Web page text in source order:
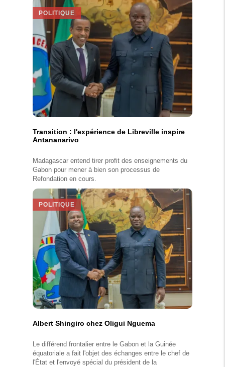
POLITIQUE
Transition : l'expérience de Libreville inspire
Antananarivo
Madagascar entend tirer profit des enseignements du
Gabon pour mener à bien son processus de
Refondation en cours.
POLITIQUE
Albert Shingiro chez Oligui Nguema
Le différend frontalier entre le Gabon et la Guinée
équatoriale a fait l'objet des échanges entre le chef de
l'État et l'envoyé spécial du président de la